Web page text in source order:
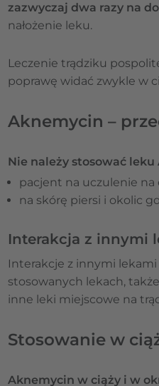
zazwyczaj dwa razy na
nałożenie leku.
Leczenie trądziku
poprawę widać zwykle w
Aknemycin –
Nie należy stosować
pacjent na uczulenie
na skórę piersi i okolic
Interakcja z innymi
Interakcje z innymi
stosowanych lekach,
inne leki miejscowe na
Stosowanie w
Aknemycin w ciąży i w